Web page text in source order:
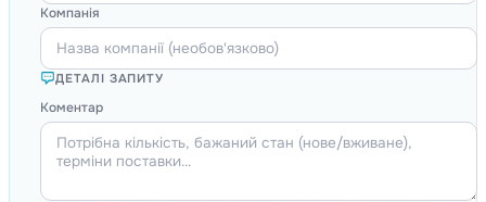
Компанія
ДЕТАЛІ ЗАПИТУ
Коментар